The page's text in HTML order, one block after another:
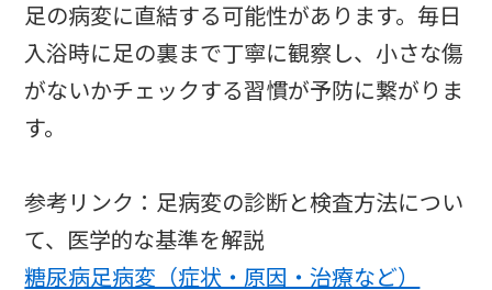
足の病変に直結する可能性があります。毎日
入浴時に足の裏まで丁寧に観察し、小さな傷
がないかチェックする習慣が予防に繋がりま
す。
参考リンク：足病変の診断と検査方法につい
て、医学的な基準を解説
糖尿病足病変（症状・原因・治療など）